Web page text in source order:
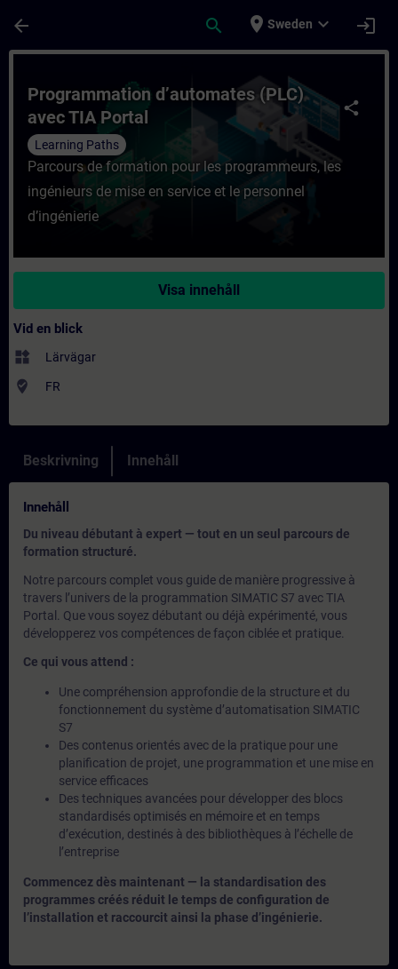
arrow_back search place Sweden expand_more login
share
Programmation d’automates (PLC)
avec TIA Portal
Learning Paths
Parcours de formation pour les programmeurs, les
ingénieurs de mise en service et le personnel
d’ingénierie
Visa innehåll
Vid en blick
widgets Lärvägar
where_to_vote FR
Beskrivning Innehåll
Innehåll
Du niveau débutant à expert — tout en un seul parcours de
formation structuré.
Notre parcours complet vous guide de manière progressive à
travers l’univers de la programmation SIMATIC S7 avec TIA
Portal. Que vous soyez débutant ou déjà expérimenté, vous
développerez vos compétences de façon ciblée et pratique.
Ce qui vous attend :
Une compréhension approfondie de la structure et du
fonctionnement du système d’automatisation SIMATIC
S7
Des contenus orientés avec de la pratique pour une
planification de projet, une programmation et une mise en
service efficaces
Des techniques avancées pour développer des blocs
standardisés optimisés en mémoire et en temps
d’exécution, destinés à des bibliothèques à l’échelle de
l’entreprise
Commencez dès maintenant — la standardisation des
programmes créés réduit le temps de configuration de
l’installation et raccourcit ainsi la phase d’ingénierie.